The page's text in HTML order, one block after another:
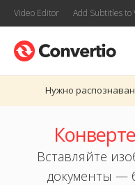
Video Editor Add Subtitles to
Нужно
Вставляйте
документы —